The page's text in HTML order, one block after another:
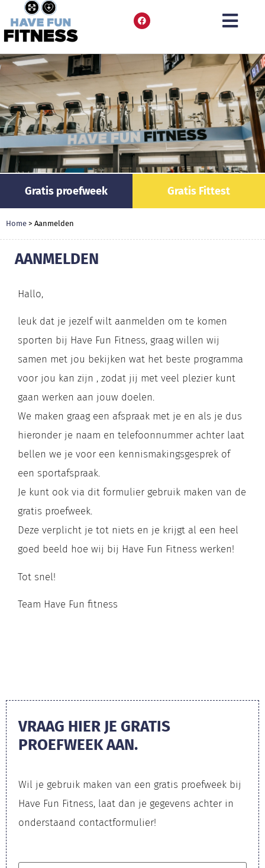
Gratis proefweek Gratis Fittest
Home > Aanmelden
AANMELDEN
Hallo,
leuk dat je jezelf wilt aanmelden om te komen
sporten bij Have Fun Fitness, graag willen wij
samen met jou bekijken wat het beste programma
voor jou kan zijn , zodat jij met veel plezier kunt
gaan werken aan jouw doelen.
We maken graag een afspraak met je en als je dus
hieronder je naam en telefoonnummer achter laat
bellen we je voor een kennismakingsgesprek of
een sportafspraak.
Je kunt ook via dit formulier gebruik maken van de
gratis proefweek.
Deze verplicht je tot niets en je krijgt al een heel
goed beeld hoe wij bij Have Fun Fitness werken!
Tot snel!
Team Have Fun fitness
VRAAG HIER JE GRATIS
PROEFWEEK AAN.
Wil je gebruik maken van een gratis proefweek bij
Have Fun Fitness, laat dan je gegevens achter in
onderstaand contactformulier!​
Naam *